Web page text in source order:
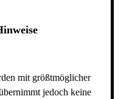
mit größtmöglicher
jedoch keine